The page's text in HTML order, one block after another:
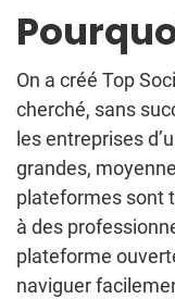
On a créé Top
cherché, sans
les entreprises
grandes,
plateformes sont
à des
plateforme
naviguer